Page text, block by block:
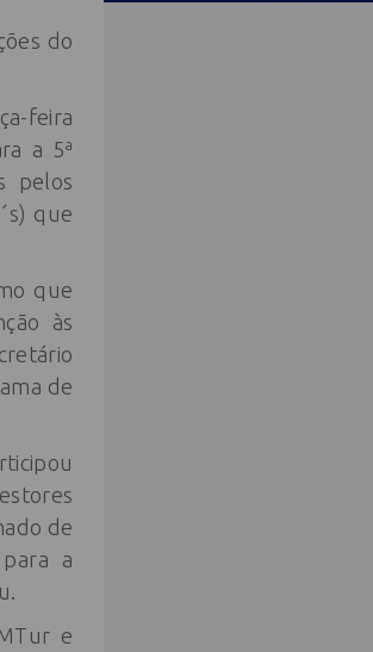
do
feira
a 5ª
pelos
que
que
às
de
de
a
e